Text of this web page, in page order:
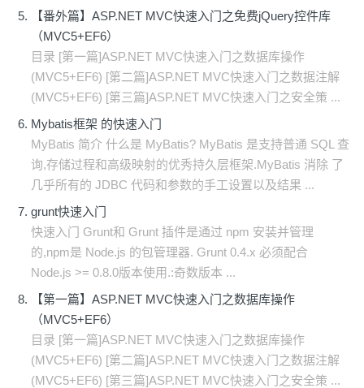
【番外篇】ASP.NET MVC快速入门之免费jQuery控件库
（MVC5+EF6）
目录 [第一篇]ASP.NET MVC快速入门之数据库操作
(MVC5+EF6) [第二篇]ASP.NET MVC快速入门之数据注解
(MVC5+EF6) [第三篇]ASP.NET MVC快速入门之安全策 ...
Mybatis框架 的快速入门
MyBatis 简介 什么是 MyBatis? MyBatis 是支持普通 SQL 查
询,存储过程和高级映射的优秀持久层框架.MyBatis 消除 了
几乎所有的 JDBC 代码和参数的手工设置以及结果 ...
grunt快速入门
快速入门 Grunt和 Grunt 插件是通过 npm 安装并管理
的,npm是 Node.js 的包管理器. Grunt 0.4.x 必须配合
Node.js >= 0.8.0版本使用.:奇数版本 ...
【第一篇】ASP.NET MVC快速入门之数据库操作
（MVC5+EF6）
目录 [第一篇]ASP.NET MVC快速入门之数据库操作
(MVC5+EF6) [第二篇]ASP.NET MVC快速入门之数据注解
(MVC5+EF6) [第三篇]ASP.NET MVC快速入门之安全策 ...